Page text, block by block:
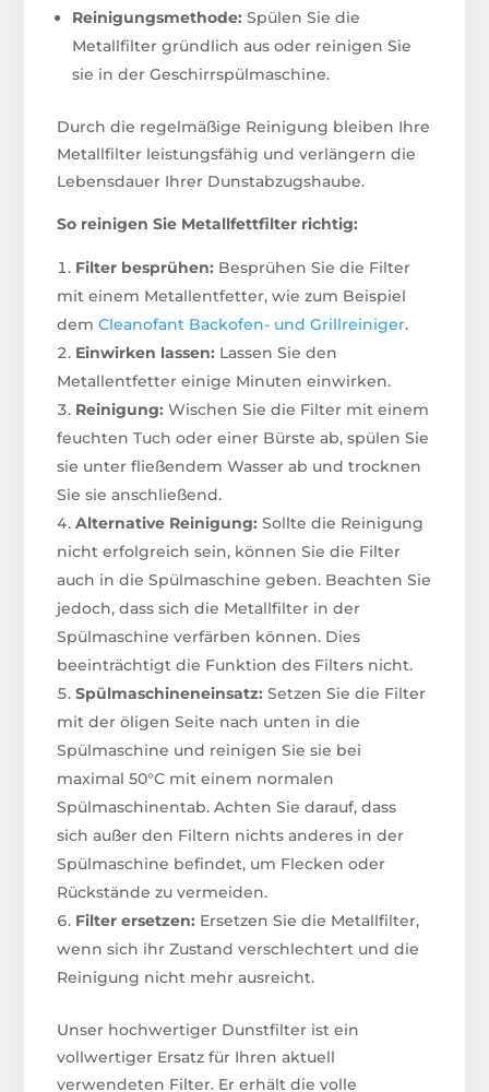
Reinigungsmethode: Spülen Sie die
Metallfilter gründlich aus oder reinigen Sie
sie in der Geschirrspülmaschine.
Durch die regelmäßige Reinigung bleiben Ihre
Metallfilter leistungsfähig und verlängern die
Lebensdauer Ihrer Dunstabzugshaube.
So reinigen Sie Metallfettfilter richtig:
Filter besprühen: Besprühen Sie die Filter
mit einem Metallentfetter, wie zum Beispiel
demCleanofant Backofen- und Grillreiniger.
Einwirken lassen: Lassen Sie den
Metallentfetter einige Minuten einwirken.
Reinigung: Wischen Sie die Filter mit einem
feuchten Tuch oder einer Bürste ab, spülen Sie
sie unter fließendem Wasser ab und trocknen
Sie sie anschließend.
Alternative Reinigung: Sollte die Reinigung
nicht erfolgreich sein, können Sie die Filter
auch in die Spülmaschine geben. Beachten Sie
jedoch, dass sich die Metallfilter in der
Spülmaschine verfärben können. Dies
beeinträchtigt die Funktion des Filters nicht.
Spülmaschineneinsatz: Setzen Sie die Filter
mit der öligen Seite nach unten in die
Spülmaschine und reinigen Sie sie bei
maximal 50°C mit einem normalen
Spülmaschinentab. Achten Sie darauf, dass
sich außer den Filtern nichts anderes in der
Spülmaschine befindet, um Flecken oder
Rückstände zu vermeiden.
Filter ersetzen: Ersetzen Sie die Metallfilter,
wenn sich ihr Zustand verschlechtert und die
Reinigung nicht mehr ausreicht.
Unser hochwertiger Dunstfilter ist ein
vollwertiger Ersatz für Ihren aktuell
verwendeten Filter. Er erhält die volle